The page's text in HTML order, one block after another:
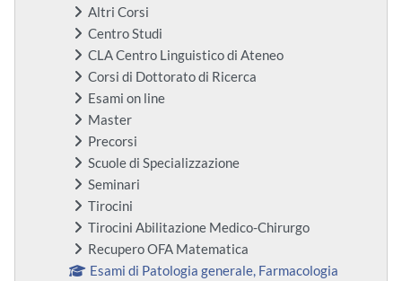
Altri Corsi
Centro Studi
CLA Centro Linguistico di Ateneo
Corsi di Dottorato di Ricerca
Esami on line
Master
Precorsi
Scuole di Specializzazione
Seminari
Tirocini
Tirocini Abilitazione Medico-Chirurgo
Recupero OFA Matematica
Esami di Patologia generale, Farmacologia